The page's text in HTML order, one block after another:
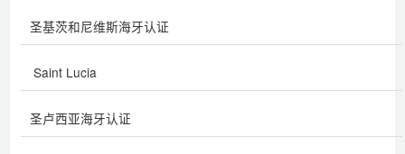
圣基茨和尼维斯海牙认证
Saint Lucia
圣卢西亚海牙认证